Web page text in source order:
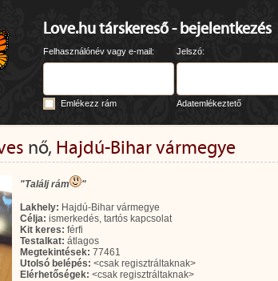
Love.hu társkereső - bejelentkezés
Felhasználónév vagy e-mail: Jelszó:
Emlékezz rám Adatemlékeztető
nő, Hajdú-Bihar vármegye
"Találj rám "
Lakhely: Hajdú-Bihar vármegye
Célja: ismerkedés, tartós kapcsolat
Kit keres: férfi
Testalkat: átlagos
Megtekintések: 77461
Utolsó belépés: <csak regisztráltaknak>
Elérhetőségek: <csak regisztráltaknak>